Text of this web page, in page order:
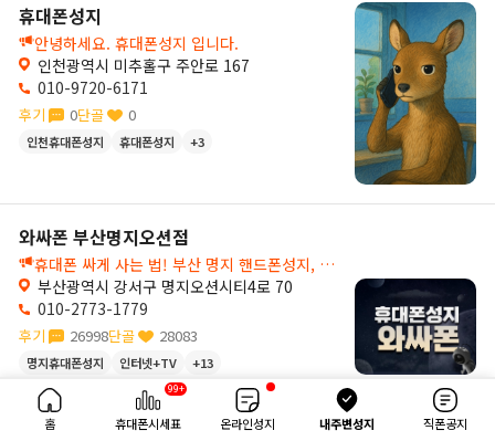
당근폰 대구수성점
32km
휴대폰성지
안녕하세요. 휴대폰성지 입니다.
인천광역시 미추홀구 주안로 167
010-9720-6171
후기 0단골 0
인천휴대폰성지 휴대폰성지 +3
와싸폰 부산명지오션점
휴대폰 싸게 사는 법! 부산 명지 핸드폰성지, 와싸폰 부산명지오션점!🚨
부산광역시 강서구 명지오션시티4로 70
010-2773-1779
후기 26998단골 28083
명지휴대폰성지 인터넷+TV +13
휴대폰아울렛 북구덕천점
내 위치 찾기 12
홈
99+
휴대폰시세표 온라인성지 내주변성지 직폰공지